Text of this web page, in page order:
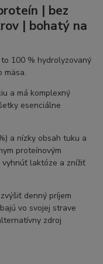
| bez
| bohatý na
100 % hydrolyzovaný
mäsa.
a má komplexný
esenciálne
a nízky obsah tuku a
proteínovým
laktóze a znížiť
denný príjem
vo svojej strave
zdroj